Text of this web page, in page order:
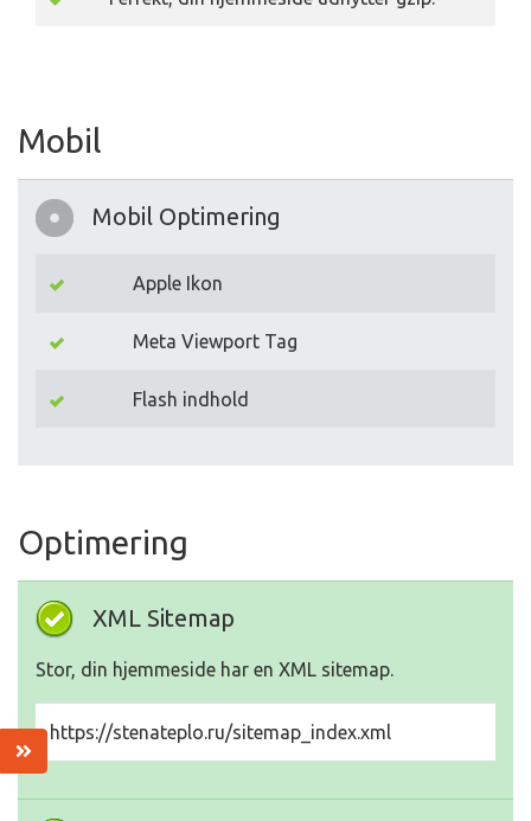
Mobil
Mobil Optimering
Apple Ikon
Meta Viewport Tag
Flash indhold
Optimering
XML Sitemap
Stor, din hjemmeside har en XML sitemap.
https://stenateplo.ru/sitemap_index.xml